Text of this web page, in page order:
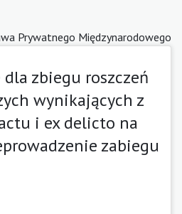
Prywatnego Międzynarodowego
dla zbiegu roszczeń
wynikających z
i ex delicto na
zabiegu